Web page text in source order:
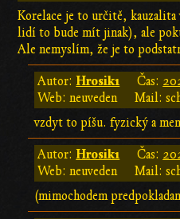
Korelace je to určitě,
lidí to bude mít jinak), ale
Ale nemyslím, že je to
Autor:Hrosik1 Čas:
Web: neuveden
Mail:
vzdyt to píšu. fyzický a
Autor:Hrosik1 Čas:
Web: neuveden
Mail:
(mimochodem